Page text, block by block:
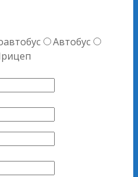
Автобус